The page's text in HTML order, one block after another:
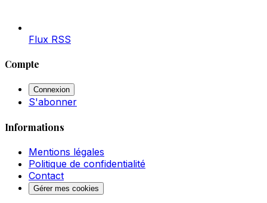
Flux RSS
Compte
Connexion
S'abonner
Informations
Mentions légales
Politique de confidentialité
Contact
Gérer mes cookies